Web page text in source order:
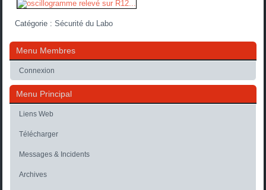
Catégorie :Sécurité du Labo
Menu Membres
Connexion
Menu Principal
Liens Web
Télécharger
Messages & Incidents
Archives